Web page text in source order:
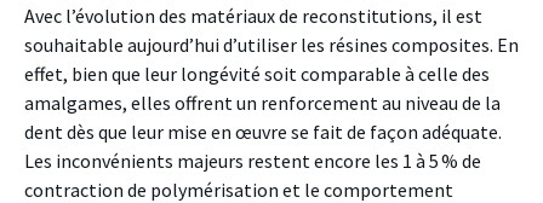
Avec l’évolution des matériaux de reconstitutions, il est
souhaitable aujourd’hui d’utiliser les résines composites. En
effet, bien que leur longévité soit comparable à celle des
amalgames, elles offrent un renforcement au niveau de la
dent dès que leur mise en œuvre se fait de façon adéquate.
Les inconvénients majeurs restent encore les 1 à 5 % de
contraction de polymérisation et le comportement